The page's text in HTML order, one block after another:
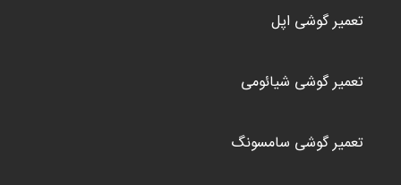
تعمیر گوشی اپل
تعمیر گوشی شیائومی
تعمیر گوشی سامسونگ